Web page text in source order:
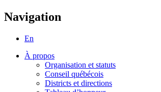
Navigation
En
À propos
Organisation et statuts
Conseil québécois
Districts et directions